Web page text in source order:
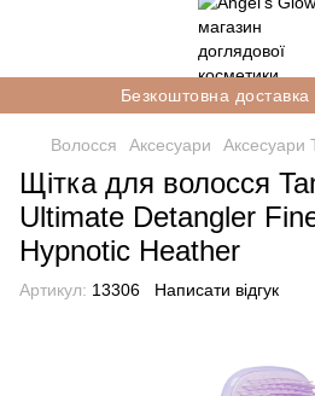
Безкоштовна доставка
Волосся Аксесуари Аксесуари
Щітка для волосся
Ultimate Detangler
Hypnotic Heather
Артикул: 13306 Написати відгук